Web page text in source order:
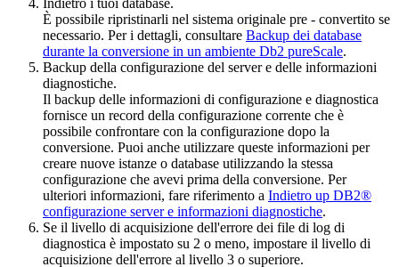
È possibile ripristinarli nel sistema originale pre - convertito se
necessario. Per i dettagli, consultare Backup dei database
durante la conversione in un ambiente Db2 pureScale.
Backup della configurazione del server e delle informazioni
diagnostiche.
Il backup delle informazioni di configurazione e diagnostica
fornisce un record della configurazione corrente che è
possibile confrontare con la configurazione dopo la
conversione. Puoi anche utilizzare queste informazioni per
creare nuove istanze o database utilizzando la stessa
configurazione che avevi prima della conversione. Per
ulteriori informazioni, fare riferimento a Indietro up DB2®
configurazione server e informazioni diagnostiche.
Se il livello di acquisizione dell'errore dei file di log di
diagnostica è impostato su 2 o meno, impostare il livello di
acquisizione dell'errore al livello 3 o superiore.